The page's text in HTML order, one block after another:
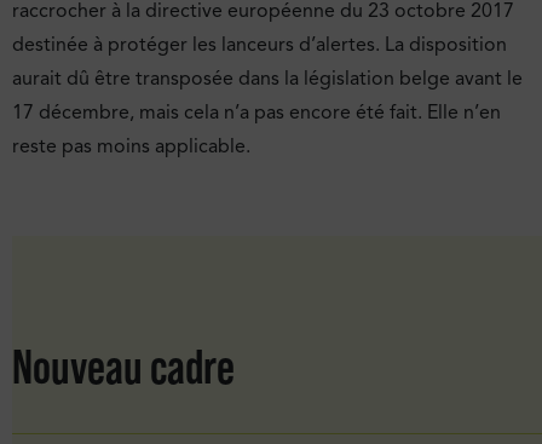
raccrocher à la directive européenne du 23 octobre 2017
destinée à protéger les lanceurs d’alertes. La disposition
aurait dû être transposée dans la législation belge avant le
17 décembre, mais cela n’a pas encore été fait. Elle n’en
reste pas moins applicable.
Nouveau cadre